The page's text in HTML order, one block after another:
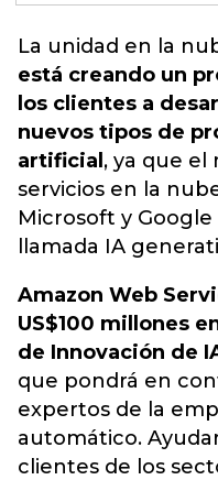
La unidad en la
está creando un
los clientes a
nuevos tipos de
artificial , ya que el
servicios en la
Microsoft y Google
llamada IA
Amazon Web
US$100 millones
de Innovación de
que pondrá en
expertos de la
automático.
clientes de los